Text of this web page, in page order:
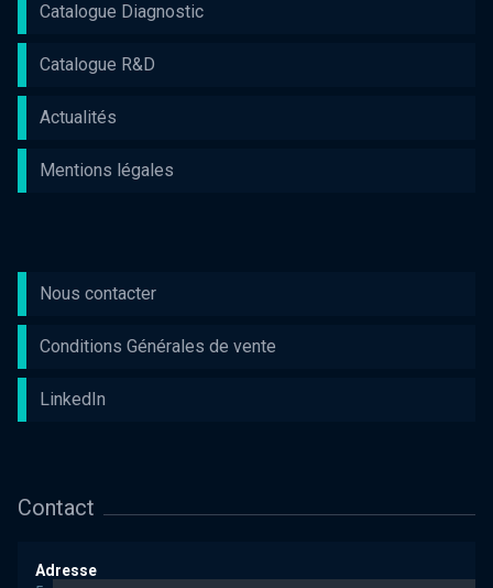
Catalogue Diagnostic
Catalogue R&D
Actualités
Mentions légales
Nous contacter
Conditions Générales de vente
LinkedIn
Contact
Adresse